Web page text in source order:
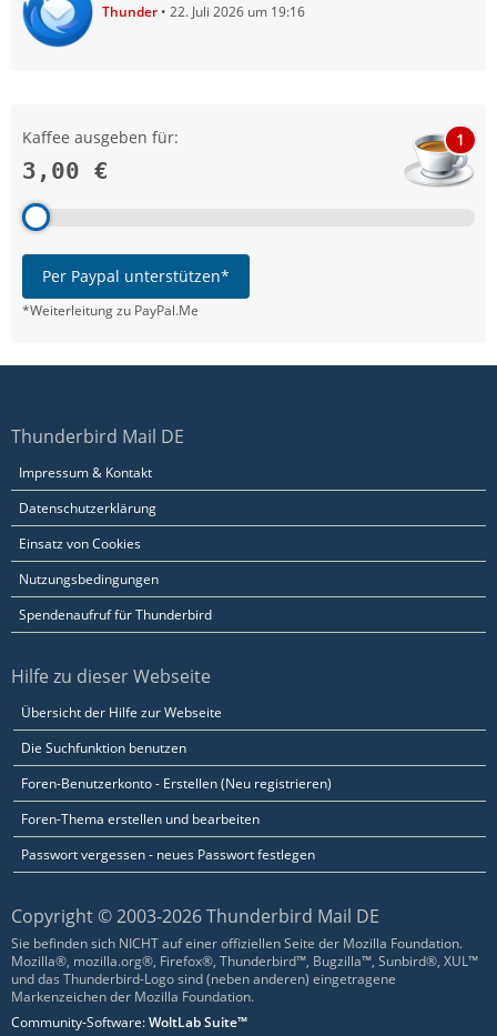
Thunder 22. Juli 2026 um 19:16
Kaffee ausgeben für:
3,00 €
1
Per Paypal unterstützen*
*Weiterleitung zu PayPal.Me
Thunderbird Mail DE
Impressum & Kontakt
Datenschutzerklärung
Einsatz von Cookies
Nutzungsbedingungen
Spendenaufruf für Thunderbird
Hilfe zu dieser Webseite
Übersicht der Hilfe zur Webseite
Die Suchfunktion benutzen
Foren-Benutzerkonto - Erstellen (Neu registrieren)
Foren-Thema erstellen und bearbeiten
Passwort vergessen - neues Passwort festlegen
Copyright © 2003-2026 Thunderbird Mail DE
Sie befinden sich NICHT auf einer offiziellen Seite der Mozilla Foundation.
Mozilla®, mozilla.org®, Firefox®, Thunderbird™, Bugzilla™, Sunbird®, XUL™
und das Thunderbird-Logo sind (neben anderen) eingetragene
Markenzeichen der Mozilla Foundation.
Community-Software:WoltLab Suite™